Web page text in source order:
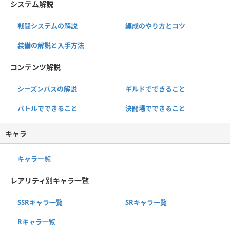
システム解説
戦闘システムの解説 編成のやり方とコツ
装備の解説と入手方法
コンテンツ解説
シーズンパスの解説 ギルドでできること
バトルでできること 決闘場でできること
キャラ
キャラ一覧
レアリティ別キャラ一覧
SSRキャラ一覧 SRキャラ一覧
Rキャラ一覧